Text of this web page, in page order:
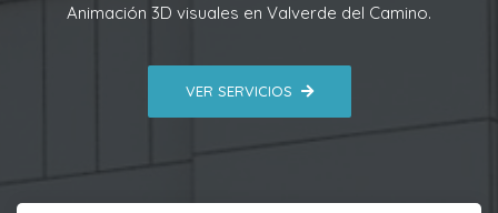
Animación 3D visuales en Valverde del Camino.
VER SERVICIOS